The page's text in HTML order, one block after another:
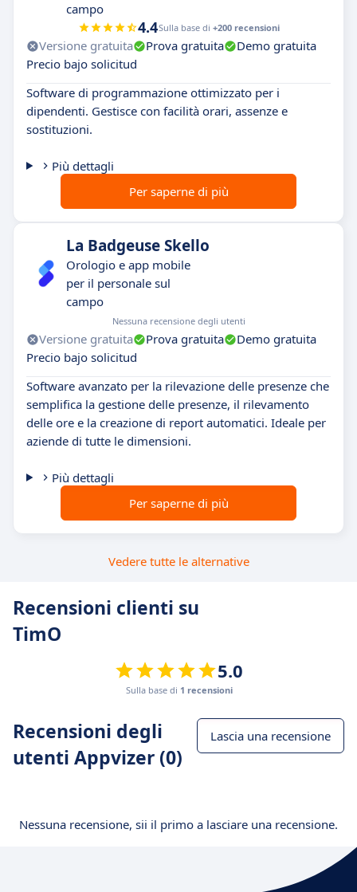
campo
4.4Sulla base di +200 recensioni
Versione gratuita Prova gratuita
Demo gratuita
Precio bajo solicitud
Software di programmazione ottimizzato per i
dipendenti. Gestisce con facilità orari, assenze e
sostituzioni.
Più dettagli
Per saperne di più
La Badgeuse Skello
Orologio e app mobile
per il personale sul
campo
Nessuna recensione degli utenti
Versione gratuita Prova gratuita
Demo gratuita
Precio bajo solicitud
Software avanzato per la rilevazione delle presenze che
semplifica la gestione delle presenze, il rilevamento
delle ore e la creazione di report automatici. Ideale per
aziende di tutte le dimensioni.
Più dettagli
Per saperne di più
Vedere tutte le alternative
Recensioni clienti su
TimO
5.0
Sulla base di 1 recensioni
Recensioni degli
utenti Appvizer (0)
Lascia una recensione
Nessuna recensione, sii il primo a lasciare una recensione.